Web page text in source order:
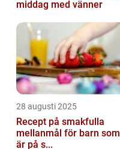
middag med vänner
28 augusti 2025
Recept på smakfulla
mellanmål för barn som
är på s...